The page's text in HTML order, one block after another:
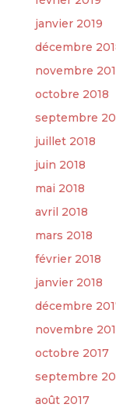
janvier 2019
décembre
novembre
octobre 2018
septembre
juillet 2018
juin 2018
mai 2018
avril 2018
mars 2018
février 2018
janvier 2018
décembre
novembre
octobre 2017
septembre
août 2017